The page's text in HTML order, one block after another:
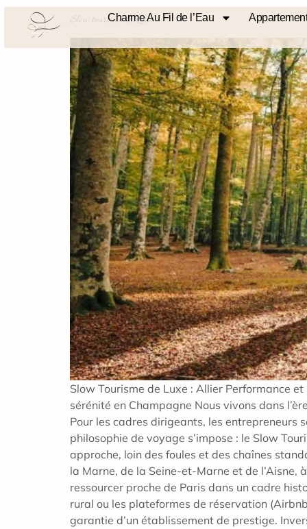
Charme Au Fil de l’Eau
Slow tourisme de Luxe
Slow Tourisme de Luxe : Allier Performance
sérénité en Champagne Nous vivons dans
Pour les cadres dirigeants, les entrepreneurs
philosophie de voyage s’impose : le Slow
approche, loin des foules et des chaînes
la Marne, de la Seine-et-Marne et de l’Aisne,
ressourcer proche de Paris dans un cadre
rural ou les plateformes de réservation
garantie d’un établissement de prestige.